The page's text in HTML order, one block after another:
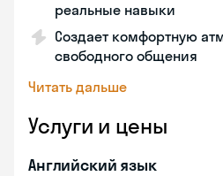
реальные навыки
Создает комфортную
свободного общения
Читать дальше
Услуги и цены
Английский язык